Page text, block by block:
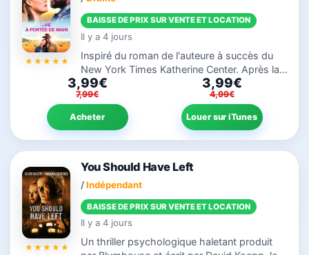
BAISSE DE PRIX SUR VENTE ET LOCATION
Il y a 4 jours
Inspiré du roman de l'auteure à succès du
New York Times Katherine Center. Après la
mort subite de son mari, Libby (Leslie Bibb)
emménage chez sa mère qui se montre
hypercritique à son...
3,99€
7,99€
Acheter
3,99€
4,99€
Louer sur iTunes
You Should Have Left
/Indépendant
BAISSE DE PRIX SUR VENTE ET LOCATION
Il y a 4 jours
Un thriller psychologique haletant produit